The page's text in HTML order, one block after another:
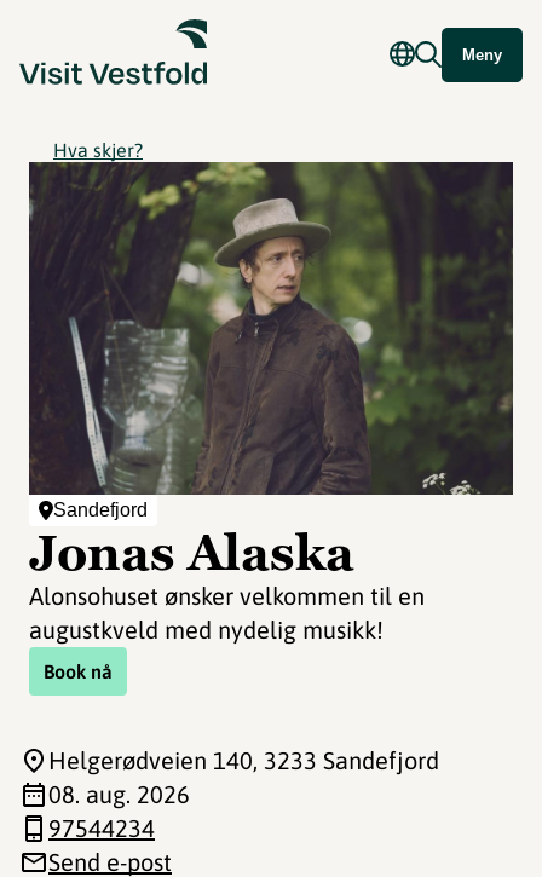
Meny
Hva skjer?
Sandefjord
Jonas Alaska
Alonsohuset ønsker velkommen til en
augustkveld med nydelig musikk!
Book nå
Helgerødveien 140, 3233 Sandefjord
08. aug. 2026
97544234
Send e-post